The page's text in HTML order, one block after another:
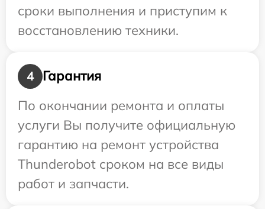
сроки выполнения и приступим к
восстановлению техники.
4
Гарантия
По окончании ремонта и оплаты
услуги Вы получите официальную
гарантию на ремонт устройства
Thunderobot сроком на все виды
работ и запчасти.